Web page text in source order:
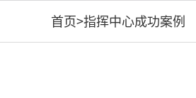
首页>指挥中心成功案例